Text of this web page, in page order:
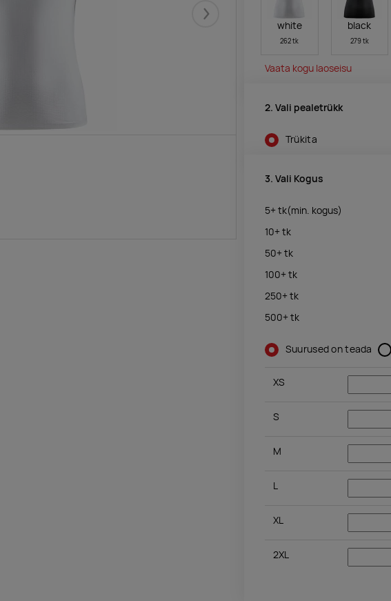
Järgmised white
262 tk
black
279 tk
Vaata kogu laoseisu
2. Vali pealetrükk
Trükita
3. Vali Kogus
5+tk(min. kogus)
10+tk
50+tk
100+tk
250+tk
500+tk
Suurused on teada
XS
S
M
L
XL
2XL